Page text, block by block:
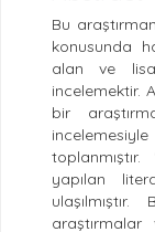
Bu
konusunda
alan ve
incelemektir.
bir
yapılan